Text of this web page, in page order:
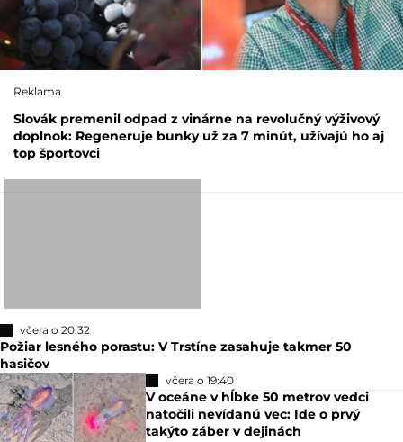
Reklama
Slovák premenil odpad z vinárne na revolučný výživový
doplnok: Regeneruje bunky už za 7 minút, užívajú ho aj
top športovci
včera o 20:32
Požiar lesného porastu: V Trstíne zasahuje takmer 50
hasičov
včera o 19:40
V oceáne v hĺbke 50 metrov vedci
natočili nevídanú vec: Ide o prvý
takýto záber v dejinách